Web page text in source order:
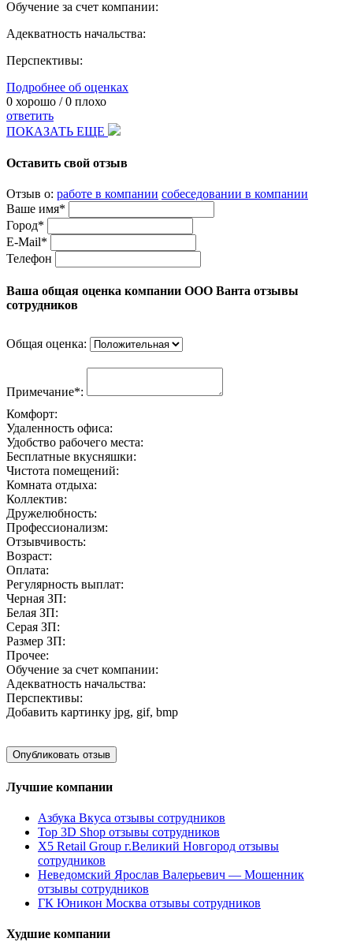
Обучение за счет компании:
Адекватность начальства:
Перспективы:
Подробнее об оценках
0 хорошо /0 плохо
ответить
ПОКАЗАТЬ ЕЩЕ
Оставить свой отзыв
Отзыв о: работе в компании собеседовании в компании
Ваше имя*
Город*
E-Mail*
Телефон
Ваша общая оценка компании ООО Ванта отзывы
сотрудников
Общая оценка:
Примечание*:
Комфорт:
Удаленность офиса:
Удобство рабочего места:
Бесплатные вкусняшки:
Чистота помещений:
Комната отдыха:
Коллектив:
Дружелюбность:
Профессионализм:
Отзывчивость:
Возраст:
Оплата:
Регулярность выплат:
Черная ЗП:
Белая ЗП:
Серая ЗП:
Размер ЗП:
Прочее:
Обучение за счет компании:
Адекватность начальства:
Перспективы:
Добавить картинку jpg, gif, bmp
Лучшие компании
Азбука Вкуса отзывы сотрудников
Top 3D Shop отзывы сотрудников
X5 Retail Group г.Великий Новгород отзывы
сотрудников
Неведомский Ярослав Валерьевич — Мошенник
отзывы сотрудников
ГК Юникон Москва отзывы сотрудников
Худшие компании